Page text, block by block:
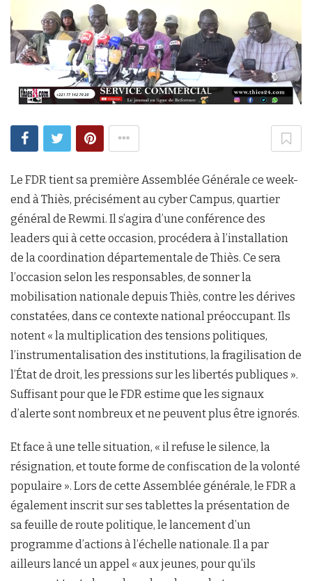
Le FDR tient sa première Assemblée Générale ce week-
end à Thiès, précisément au cyber Campus, quartier
général de Rewmi. Il s’agira d’une conférence des
leaders qui à cette occasion, procédera à l’installation
de la coordination départementale de Thiès. Ce sera
l’occasion selon les responsables, de sonner la
mobilisation nationale depuis Thiès, contre les dérives
constatées, dans ce contexte national préoccupant. Ils
notent « la multiplication des tensions politiques,
l’instrumentalisation des institutions, la fragilisation de
l’État de droit, les pressions sur les libertés publiques ».
Suffisant pour que le FDR estime que les signaux
d’alerte sont nombreux et ne peuvent plus être ignorés.
Et face à une telle situation, « il refuse le silence, la
résignation, et toute forme de confiscation de la volonté
populaire ». Lors de cette Assemblée générale, le FDR a
également inscrit sur ses tablettes la présentation de
sa feuille de route politique, le lancement d’un
programme d’actions à l’échelle nationale. Il a par
ailleurs lancé un appel « aux jeunes, pour qu’ils